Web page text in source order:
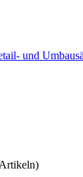
und
Artikeln)